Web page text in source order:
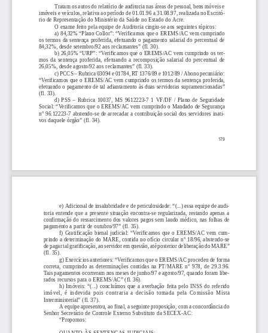
179
Tratam os autos do relatório de auditoria nas áreas de pessoal, bens móveis e
imóveis e veículos, relativa ao período de 01.01.96 a 31.08.97, realizada no Escritó-
rio de Representação do Ministério da Saúde no Estado do Acre.
O exame feito pela equipe de Auditoria cingiu-se aos seguintes tópicos:
a) 84,32% “Plano Collor”: “Verificamos que o EREMS/AC vem cumprindo
os  termos  da  sentença  proferida,  efetuando  o  pagamento  salarial  do  percentual  de
84,32%, desde setembro/92 aos reclamantes” (fl. 30).
b) 26,05% “URP”: “Verificamos que o EREMS/AC vem cumprindo os ter-
mos  da  sentença  proferida,  efetuando  a  recomposição  salarial  do  percentual  de
26,05%, desde agosto/92 aos reclamantes” (fl. 33).
c) PCCS – Rubrica 03094 e 01784, RT 1376/89 e 1012/89 / Abono pecuniário:
“Verificamos que o EREMS/AC vem cumprindo os termos da sentença proferida,
efetuando o pagamento de tal adiantamento às duas servidoras supramencionadas”
(fl. 33).
d)  PSS  –  Rubrica  10037,  MS  9612223-7  1  VF/DF  /  Plano  de  Seguridade
Social: “Verificamos que o EREMS/AC vem cumprindo o Mandado de Segurança
n° 96.12223-7 abstendo-se de arrecadar a contribuição social dos servidores inati-
vos daquele órgão” (fl. 34).
e) Adicional de insalubridade e de periculosidade: “(...) essa equipe de audi-
toria  entende  que  a  presente  situação  encontra-se  regularizada,  restando  apenas  a
confirmação do ressarcimento dos valores pagos sem laudo médico, nas folhas de
pagamento a partir de outubro/97” (fl. 35).
f)  Gratificação  bienal  judicial:  “Verificamos  que  o  EREMS/AC  vem  cum-
prindo a determinação do MARE, contida no ofício circular n° 18/96, abstendo-se
de pagar tal gratificação, ao servidor em questão, até posterior deliberação do MARE”
(fl. 35).
g) Exercícios anteriores: “Verificamos que o EREMS/AC procedeu de forma
correta,  cumprindo  as  determinações  contidas  na  PT/MARE  n°  978,  de  29.3.96.
Tais pagamentos ocorreram nos meses de junho/97 e agosto/97, quando foram libe-
rados recursos para o EREMS/AC” (fl. 36).
h)  Imóveis:  “(...)  concluímos  que  a  averbação  feita  pelo  INSS  do  referido
imóvel,  é  indevida  pois  contraria  a  decisão  tomada  pela  Comissão  Mista
Interministerial” (fl. 37).
A equipe apresentou, ao final, a seguinte proposição, com a concordância do
Senhor Secretário de Controle Externo Substituto da SECEX-AC:
“Propomos: